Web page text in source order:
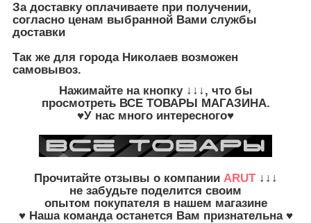
За доставку оплачиваете при получении,
согласно ценам выбранной Вами службы
доставки
Так же для города Николаев возможен
самовывоз.
Нажимайте на кнопку↓↓↓, что бы
просмотреть ВСЕ ТОВАРЫ МАГАЗИНА.
♥У нас много интересного♥
Прочитайте отзывы о компании ARUT↓↓↓
не забудьте поделится своим
опытом покупателя в нашем магазине
♥ Наша команда останется Вам признательна ♥